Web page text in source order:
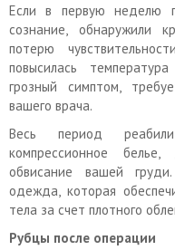
Если в первую неделю
сознание, обнаружили
потерю
повысилась
грозный симптом,
вашего врача.
Весь период
компрессионное
обвисание вашей
одежда, которая
тела за счет плотного
Рубцы после операции